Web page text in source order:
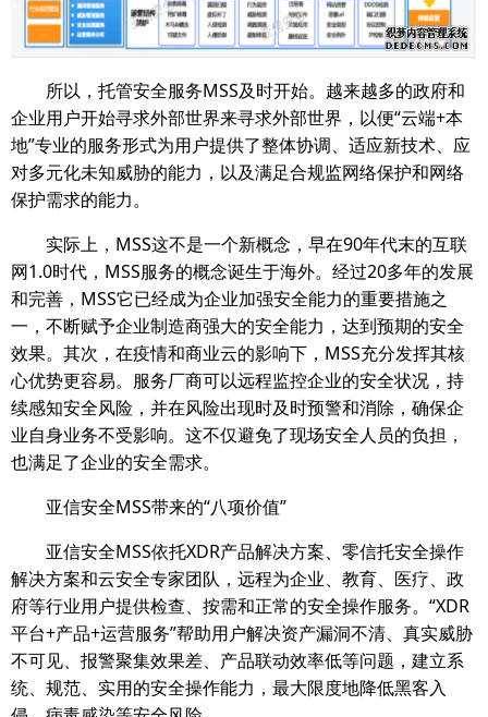
所以，托管安全服务MSS及时开始。越来越多的政府和
企业用户开始寻求外部世界来寻求外部世界，以便“云端+本
地”专业的服务形式为用户提供了整体协调、适应新技术、应
对多元化未知威胁的能力，以及满足合规监网络保护和网络
保护需求的能力。
实际上，MSS这不是一个新概念，早在90年代末的互联
网1.0时代，MSS服务的概念诞生于海外。经过20多年的发展
和完善，MSS它已经成为企业加强安全能力的重要措施之
一，不断赋予企业制造商强大的安全能力，达到预期的安全
效果。其次，在疫情和商业云的影响下，MSS充分发挥其核
心优势更容易。服务厂商可以远程监控企业的安全状况，持
续感知安全风险，并在风险出现时及时预警和消除，确保企
业自身业务不受影响。这不仅避免了现场安全人员的负担，
也满足了企业的安全需求。
亚信安全MSS带来的“八项价值”
亚信安全MSS依托XDR产品解决方案、零信托安全操作
解决方案和云安全专家团队，远程为企业、教育、医疗、政
府等行业用户提供检查、按需和正常的安全操作服务。“XDR
平台+产品+运营服务”帮助用户解决资产漏洞不清、真实威胁
不可见、报警聚集效果差、产品联动效率低等问题，建立系
统、规范、实用的安全操作能力，最大限度地降低黑客入